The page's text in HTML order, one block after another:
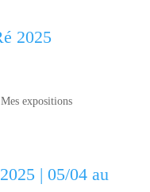
Mes expositions